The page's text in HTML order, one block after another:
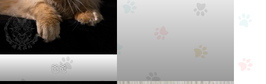
爸爸